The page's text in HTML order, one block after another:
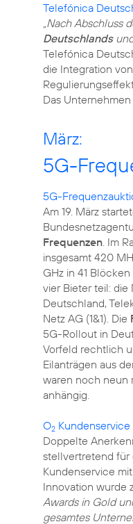
Telefónica
„Nach Abschluss
Deutschlands
Telefónica
die Integration
Das
März:
5G-
5G-
Am 19. März
Frequenzen. Im
insgesamt 420
GHz in 41
vier Bieter teil:
Deutschland,
Netz AG (1&1). Die
5G-Rollout in
Vorfeld rechtlich
Eilanträgen aus
waren noch neun
anhängig.
O2
Doppelte
stellvertretend für
Kundenservice
Innovation wurde
Awards in Gold
gesamtes